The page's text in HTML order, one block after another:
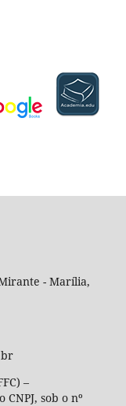
- Marília,
–
sob o nº